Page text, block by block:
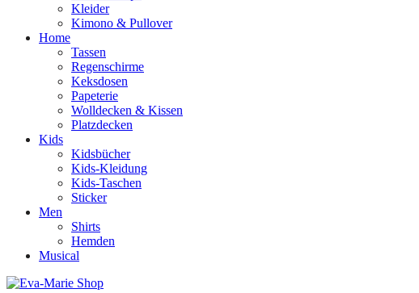
Kleider
Kimono & Pullover
Home
Tassen
Regenschirme
Keksdosen
Papeterie
Wolldecken & Kissen
Platzdecken
Kids
Kidsbücher
Kids-Kleidung
Kids-Taschen
Sticker
Men
Shirts
Hemden
Musical